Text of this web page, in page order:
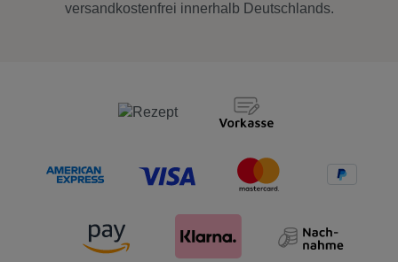
versandkostenfrei innerhalb Deutschlands.